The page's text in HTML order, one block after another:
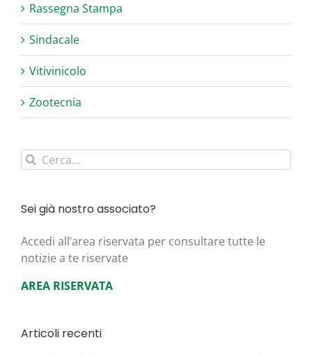
Rassegna Stampa
Sindacale
Vitivinicolo
Zootecnia
Cerca
per:
Sei già nostro associato?
Acce­di all’area riser­va­ta per con­sul­ta­re tut­te le
noti­zie a te riservate
AREA RISERVATA
Articoli recenti